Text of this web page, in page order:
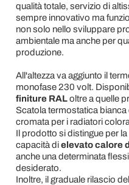
qualità totale, servizio di
sempre innovativo ma
non solo nello sviluppare
ambientale ma anche per
produzione.
All'altezza va aggiunto il
monofase 230 volt.
finiture RALoltre a quelle
Scatola termostatica bianca
cromata per i radiatori
Il prodotto si distingue per la
capacità dielevato calore
anche una determinata
desiderato.
Inoltre, il graduale rilascio